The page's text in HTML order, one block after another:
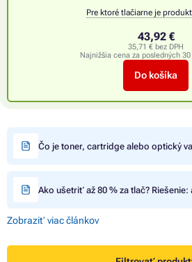
Pre ktoré tlačiarne je
43,92 €
35,71 € bez DPH
Najnižšia cena za posledných
Do košíka
Čo je toner, cartridge alebo optický
Ako ušetriť až 80 % za tlač?
Zobraziť viac článkov